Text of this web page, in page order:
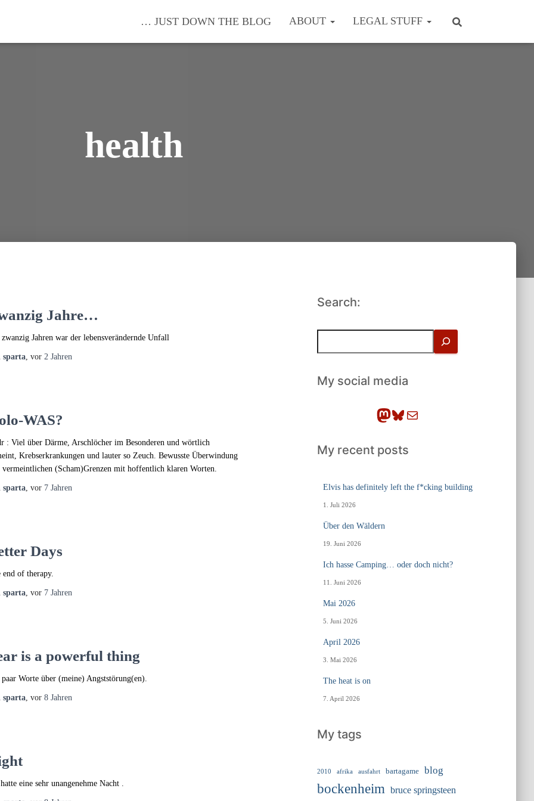
… JUST DOWN THE BLOG ABOUT LEGAL STUFF
health
Jahre…
Jahren war der lebensverändernde Unfall
sparta, vor 2 Jahren
WAS?
: Viel über Därme, Arschlöcher im Besonderen und wörtlich
Krebserkrankungen und lauter so Zeuch. Bewusste Überwindung
vermeintlichen (Scham)Grenzen mit hoffentlich klaren Worten.
sparta, vor 7 Jahren
Days
end of therapy.
sparta, vor 7 Jahren
is a powerful thing
Worte über (meine) Angststörung(en).
sparta, vor 8 Jahren
eine sehr unangenehme Nacht .
Search:
h
eMy social media
Mastodon Bluesky E-Mail
My recent posts
Elvis has definitely left the f*cking building
1. Juli 2026
Über den Wäldern
19. Juni 2026
Ich hasse Camping… oder doch nicht?
11. Juni 2026
Mai 2026
5. Juni 2026
April 2026
3. Mai 2026
The heat is on
7. April 2026
My tags
2010 afrika ausfahrt bartagame blog
bockenheim bruce springsteen